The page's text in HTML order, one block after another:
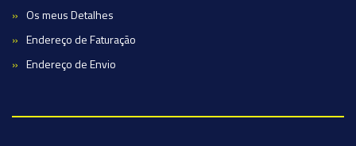
Os meus Detalhes
Endereço de Faturação
Endereço de Envio